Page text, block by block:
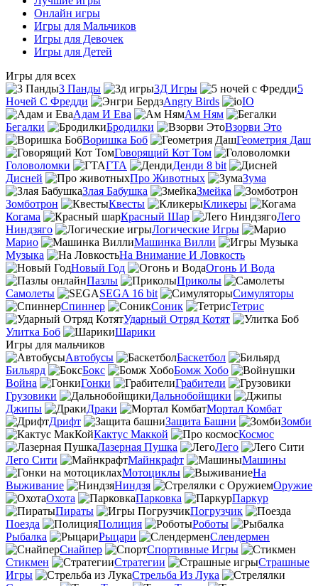
Онлайн игры
Игры для Мальчиков
Игры для Девочек
Игры для Детей
Игры для всех
3 Панды
3Д Игры
5
Ночей С Фредди
Angry Birds
IO
Адам И Ева
Ам Ням
Бегалки
Бродилки
Взорви Это
Воришка Боб
Геометрия Даш
Говорящий Кот Том
Головоломки
ГТА
Денди 8 bit
Дисней
Про Животных
Зума
Злая Бабушка
Змейка
Зомботрон
Квесты
Кликеры
Когама
Красный Шар
Лего
Ниндзяго
Логические Игры
Марио
Машинка Вилли
Музыка
На Внимание И Ловкость
Новый Год
Огонь И Вода
Пазлы
Приколы
Самолеты
SEGA 16 bit
Симуляторы
Спиннер
Соник
Тетрис
Ударный Отряд Котят
Улитка Боб
Шарики
Игры для мальчиков
Автобусы
Баскетбол
Бильярд
Бокс
Бомж Хобо
Война
Гонки
Грабители
Грузовики
Дальнобойщики
Джипы
Драки
Мортал Комбат
Дрифт
Защита Башни
Зомби
Кактус Маккой
Космос
Лазерная Пушка
Лего
Лего Сити
Майнкрафт
Машины
Мотоциклы
На
Выживание
Ниндзя
Оружие
Охота
Парковка
Паркур
Пираты
Погрузчик
Поезда
Полиция
Роботы
Рыбалка
Рыцари
Слендермен
Снайпер
Спортивные Игры
Стикмен
Стратегии
Страшные
Игры
Стрельба Из Лука